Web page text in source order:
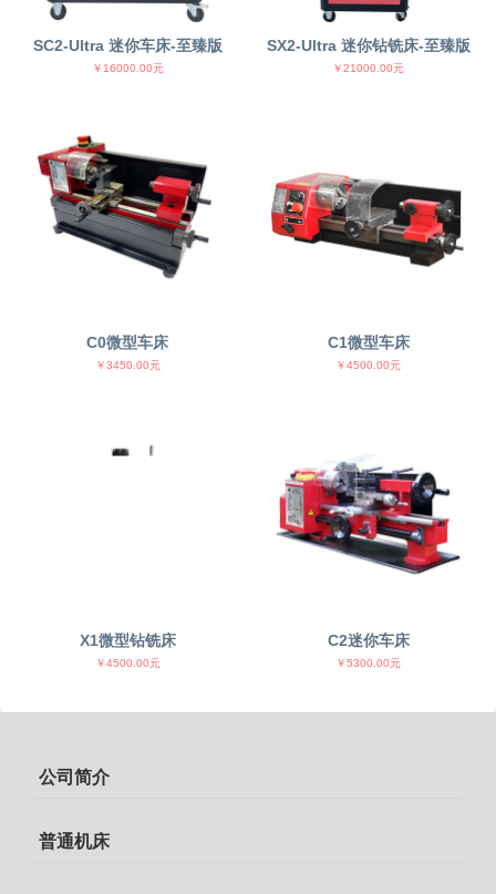
SC2-Ultra 迷你车床-至臻版
￥16000.00元
SX2-Ultra 迷你钻铣床-至臻版
￥21000.00元
C0微型车床
￥3450.00元
C1微型车床
￥4500.00元
X1微型钻铣床
￥4500.00元
C2迷你车床
￥5300.00元
公司简介
普通机床